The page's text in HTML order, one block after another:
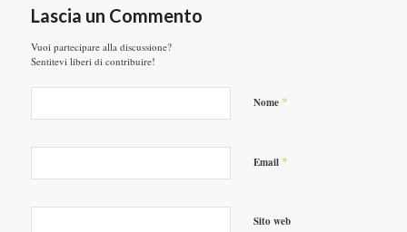
Lascia un Commento
Vuoi partecipare alla discussione?
Sentitevi liberi di contribuire!
Nome *
Email *
Sito web